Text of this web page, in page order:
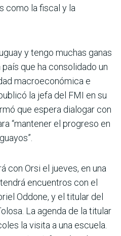
como la fiscal y la
y tengo muchas ganas
que ha consolidado un
macroeconómica e
la jefa del FMI en su
que espera dialogar con
“mantener el progreso en
con Orsi el jueves, en una
encuentros con el
Oddone, y el titular del
La agenda de la titular
la visita a una escuela.